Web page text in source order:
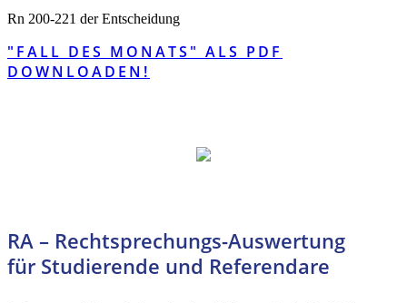
Rn 200-221 der Entscheidung
"FALL DES MONATS" ALS PDF
DOWNLOADEN!
RA – Rechtsprechungs-Auswertung
für Studierende und Referendare